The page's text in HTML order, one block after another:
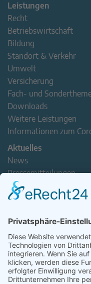
Leistungen
Recht
Betriebswirtschaft
Bildung
Standort & Verkehr
Umwelt
Versicherung
Fach- und
Downloads
Weitere Leistungen
Informationen zum
Aktuelles
News
Pressemitteilungen
Newsletter
Handel(n) im Norden –
Verband erleben
Der Tag des
Jetzt Mitarbeitende
handel2go –
Veranstaltungen